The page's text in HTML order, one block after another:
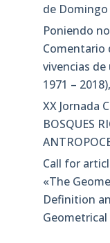
de
Poniendo
Comentario
vivencias
1971 –
XX Jornada
BOSQUES
Call for
«The
Definition
Geometrical